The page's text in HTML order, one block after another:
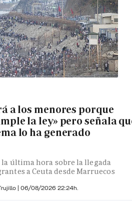
a los menores porque
la ley» pero señala
lo ha generado
última hora sobre la llegada
a Ceuta desde Marruecos
| 06/08/2026 22:24h.